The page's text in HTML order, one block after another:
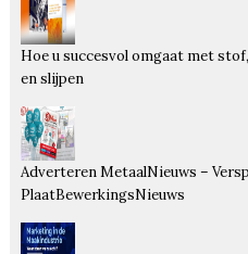
Hoe u succesvol omgaat met
en slijpen
Adverteren MetaalNieuws –
PlaatBewerkingsNieuws